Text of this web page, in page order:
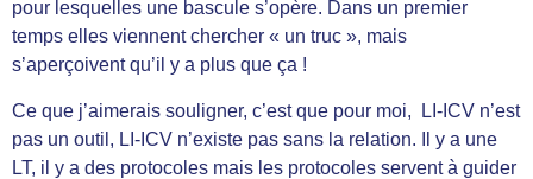
pour lesquelles une bascule s’opère. Dans un premier
temps elles viennent chercher « un truc », mais
s’aperçoivent qu’il y a plus que ça !
Ce que j’aimerais souligner, c’est que pour moi, LI-ICV n’est
pas un outil, LI-ICV n’existe pas sans la relation. Il y a une
LT, il y a des protocoles mais les protocoles servent à guider